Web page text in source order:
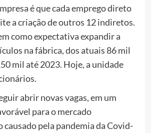
é que cada emprego direto
a criação de outros 12 indiretos.
como expectativa expandir a
na fábrica, dos atuais 86 mil
mil até 2023. Hoje, a unidade
abrir novas vagas, em um
para o mercado
pela pandemia da Covid-